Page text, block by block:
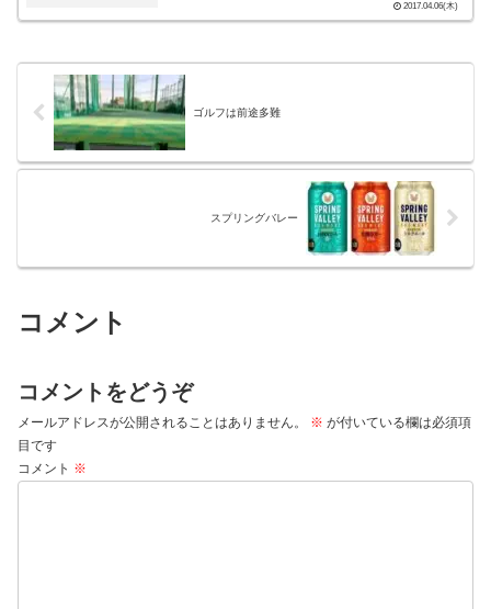
2017.04.06(木)
ゴルフは前途多難
スプリングバレー
コメント
コメントをどうぞ
メールアドレスが公開されることはありません。 ※ が付いている欄は必須項
目です
コメント ※